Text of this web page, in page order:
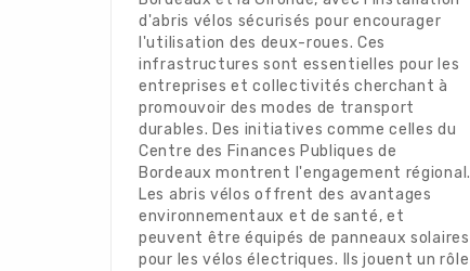
d'abris vélos sécurisés pour encourager
l'utilisation des deux-roues. Ces
infrastructures sont essentielles pour les
entreprises et collectivités cherchant à
promouvoir des modes de transport
durables. Des initiatives comme celles du
Centre des Finances Publiques de
Bordeaux montrent l'engagement régional.
Les abris vélos offrent des avantages
environnementaux et de santé, et
peuvent être équipés de panneaux solaires
pour les vélos électriques. Ils jouent un rôle